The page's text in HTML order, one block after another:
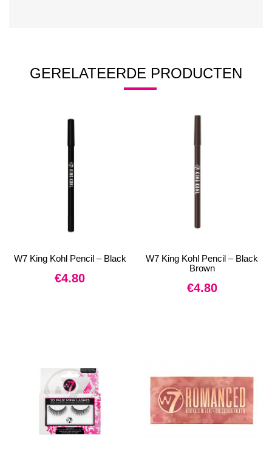
GERELATEERDE PRODUCTEN
W7 King Kohl Pencil – Black
€4.80
W7 King Kohl Pencil – Black
Brown
€4.80